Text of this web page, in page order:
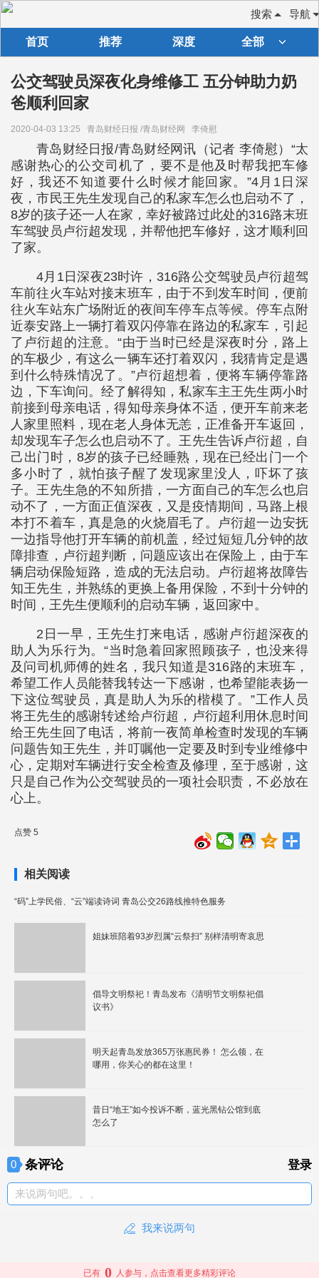
导航
搜索
首页 推荐 深度 全部
公交驾驶员深夜化身维修工 五分钟助力奶
爸顺利回家
2020-04-03 13:25 青岛财经日报 /青岛财经网 李倚慰
青岛财经日报/青岛财经网讯（记者 李倚慰）“太
感谢热心的公交司机了，要不是他及时帮我把车修
好，我还不知道要什么时候才能回家。”4月1日深
夜，市民王先生发现自己的私家车怎么也启动不了，
8岁的孩子还一人在家，幸好被路过此处的316路末班
车驾驶员卢衍超发现，并帮他把车修好，这才顺利回
了家。
4月1日深夜23时许，316路公交驾驶员卢衍超驾
车前往火车站对接末班车，由于不到发车时间，便前
往火车站东广场附近的夜间车停车点等候。停车点附
近泰安路上一辆打着双闪停靠在路边的私家车，引起
了卢衍超的注意。“由于当时已经是深夜时分，路上
的车极少，有这么一辆车还打着双闪，我猜肯定是遇
到什么特殊情况了。”卢衍超想着，便将车辆停靠路
边，下车询问。经了解得知，私家车主王先生两小时
前接到母亲电话，得知母亲身体不适，便开车前来老
人家里照料，现在老人身体无恙，正准备开车返回，
却发现车子怎么也启动不了。王先生告诉卢衍超，自
己出门时，8岁的孩子已经睡熟，现在已经出门一个
多小时了，就怕孩子醒了发现家里没人，吓坏了孩
子。王先生急的不知所措，一方面自己的车怎么也启
动不了，一方面正值深夜，又是疫情期间，马路上根
本打不着车，真是急的火烧眉毛了。卢衍超一边安抚
一边指导他打开车辆的前机盖，经过短短几分钟的故
障排查，卢衍超判断，问题应该出在保险上，由于车
辆启动保险短路，造成的无法启动。卢衍超将故障告
知王先生，并熟练的更换上备用保险，不到十分钟的
时间，王先生便顺利的启动车辆，返回家中。
2日一早，王先生打来电话，感谢卢衍超深夜的
助人为乐行为。“当时急着回家照顾孩子，也没来得
及问司机师傅的姓名，我只知道是316路的末班车，
希望工作人员能替我转达一下感谢，也希望能表扬一
下这位驾驶员，真是助人为乐的楷模了。”工作人员
将王先生的感谢转述给卢衍超，卢衍超利用休息时间
给王先生回了电话，将前一夜简单检查时发现的车辆
问题告知王先生，并叮嘱他一定要及时到专业维修中
心，定期对车辆进行安全检查及修理，至于感谢，这
只是自己作为公交驾驶员的一项社会职责，不必放在
心上。
点赞 5
相关阅读
“码”上学民俗、“云”端读诗词 青岛公交26路线推特色服务
姐妹班陪着93岁烈属“云祭扫” 别样清明寄哀思
倡导文明祭祀！青岛发布《清明节文明祭祀倡
议书》
明天起青岛发放365万张惠民券！ 怎么领，在
哪用，你关心的都在这里！
昔日“地王”如今投诉不断，蓝光黑钻公馆到底
怎么了
0 条评论 登录
来说两句吧。。。
我来说两句
已有 0 人参与，点击查看更多精彩评论